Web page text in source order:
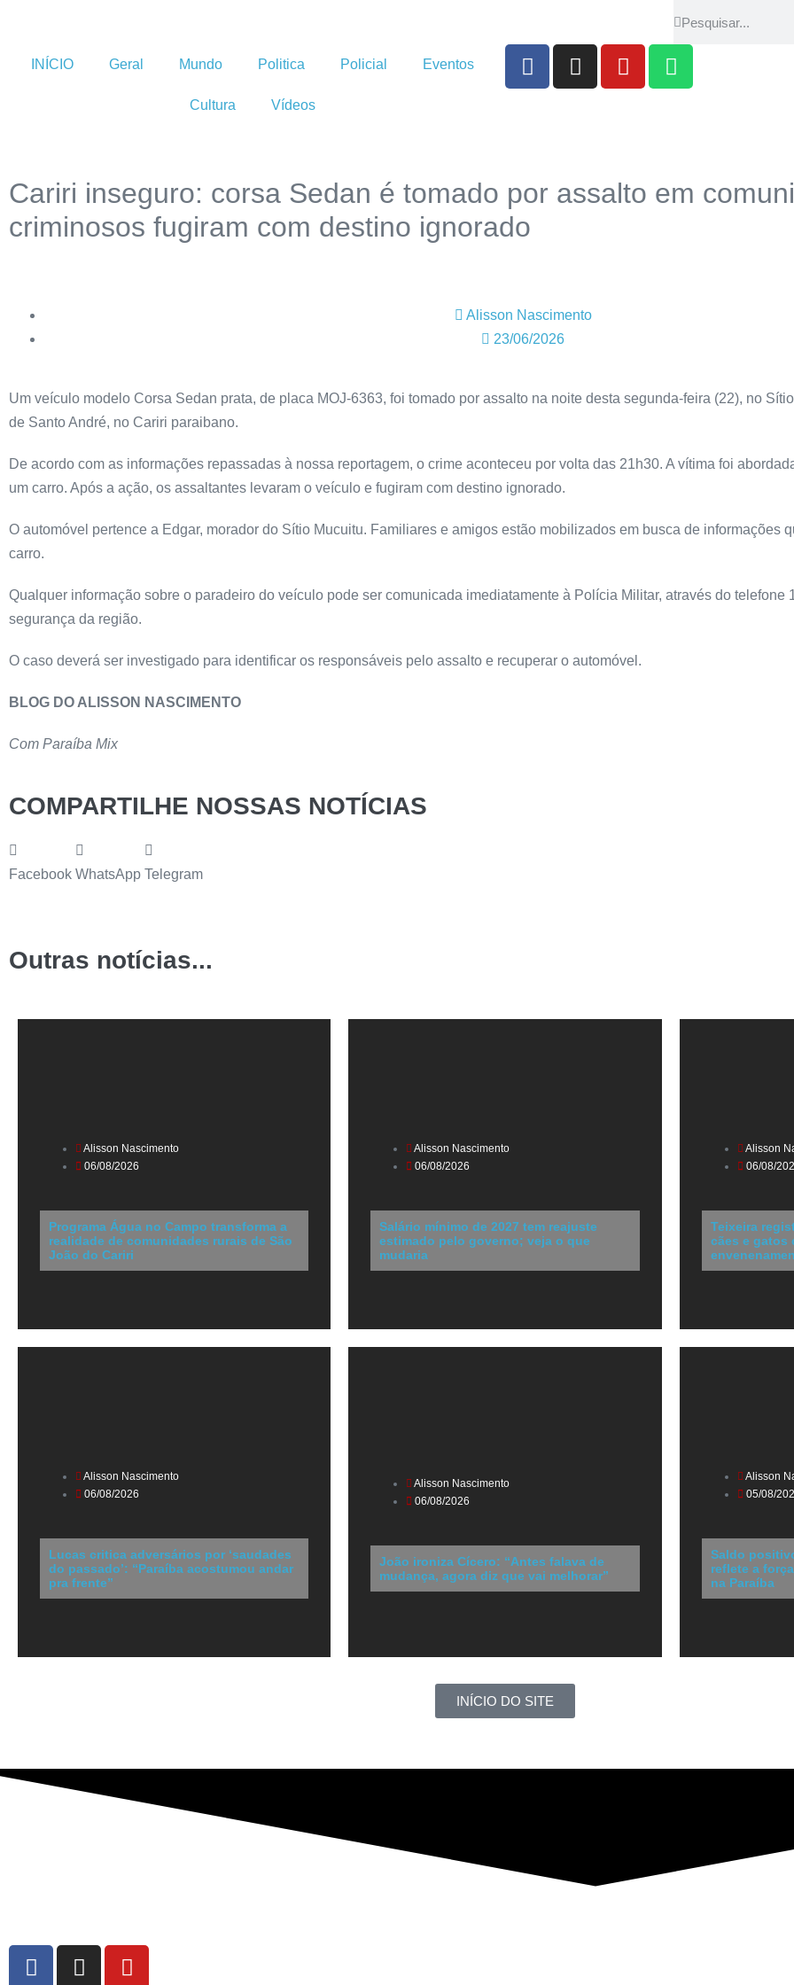
INÍCIO Geral Mundo Politica Policial Eventos
Cultura Vídeos
Cariri inseguro: corsa Sedan é tomado por assalto em
criminosos fugiram com destino ignorado
Alisson Nascimento
23/06/2026
Um veículo modelo Corsa Sedan prata, de placa MOJ-6363, foi tomado por assalto na noite desta segunda-feira (22), no
de Santo André, no Cariri paraibano.
De acordo com as informações repassadas à nossa reportagem, o crime aconteceu por volta das 21h30. A vítima foi
um carro. Após a ação, os assaltantes levaram o veículo e fugiram com destino ignorado.
O automóvel pertence a Edgar, morador do Sítio Mucuitu. Familiares e amigos estão mobilizados em busca de informações
carro.
Qualquer informação sobre o paradeiro do veículo pode ser comunicada imediatamente à Polícia Militar, através do telefone
segurança da região.
O caso deverá ser investigado para identificar os responsáveis pelo assalto e recuperar o automóvel.
BLOG DO ALISSON NASCIMENTO
Com Paraíba Mix
COMPARTILHE NOSSAS NOTÍCIAS
Facebook WhatsApp Telegram
Outras notícias...
Alisson Nascimento
06/08/2026
Programa Água no Campo transforma a
realidade de comunidades rurais de São
João do Cariri
Alisson Nascimento
06/08/2026
Salário mínimo de 2027 tem reajuste
estimado pelo governo; veja o que
mudaria
Alisson
06/08/
Teixeira
cães e gatos
Alisson Nascimento
06/08/2026
Lucas critica adversários por ‘saudades
do passado’: “Paraíba acostumou andar
pra frente”
Alisson Nascimento
06/08/2026
João ironiza Cícero: “Antes falava de
mudança, agora diz que vai melhorar”
Alisson
05/08/
Saldo
reflete a
na Paraíba
INÍCIO DO SITE